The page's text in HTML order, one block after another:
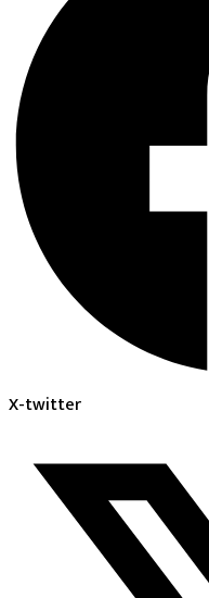
X-twitter